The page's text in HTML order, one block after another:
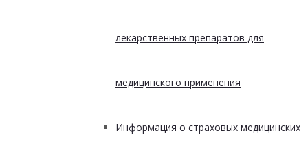
лекарственных препаратов для
медицинского применения
Информация о страховых медицинских